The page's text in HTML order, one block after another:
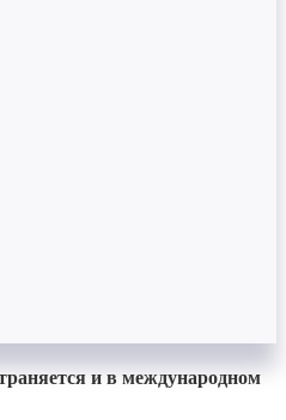
и в международном